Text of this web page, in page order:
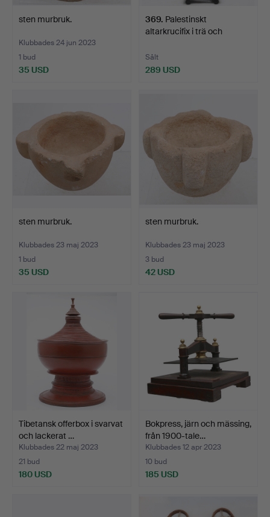
sten murbruk.
Klubbades 24 jun 2023
1 bud
35 USD
369. Palestinskt
altarkrucifix i trä och
Sålt
289 USD
sten murbruk.
Klubbades 23 maj 2023
1 bud
35 USD
sten murbruk.
Klubbades 23 maj 2023
3 bud
42 USD
Tibetansk offerbox i svarvat
och lackerat …
Klubbades 22 maj 2023
21 bud
180 USD
Bokpress, järn och mässing,
från 1900-tale…
Klubbades 12 apr 2023
10 bud
185 USD